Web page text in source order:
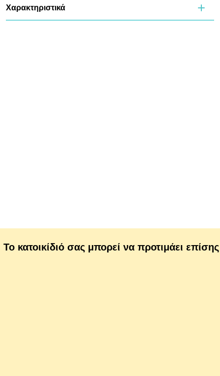
Χαρακτηριστικά
Το κατοικίδιό σας μπορεί να προτιμάει επίσης